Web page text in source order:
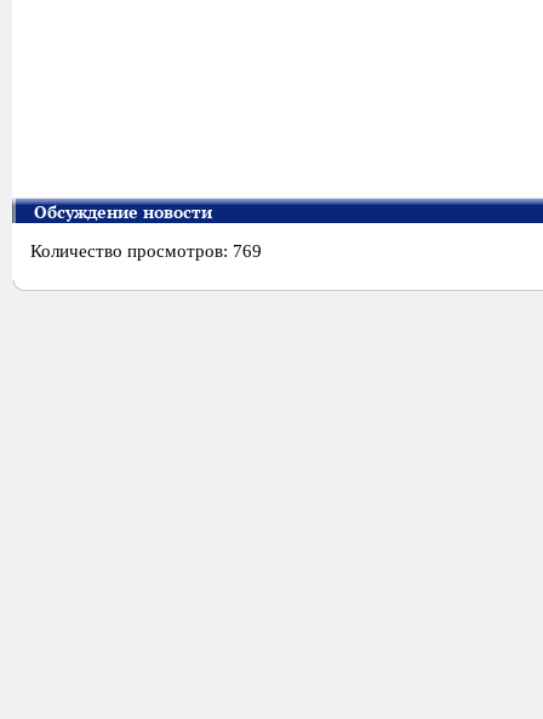
Обсуждение новости
Количество просмотров: 769